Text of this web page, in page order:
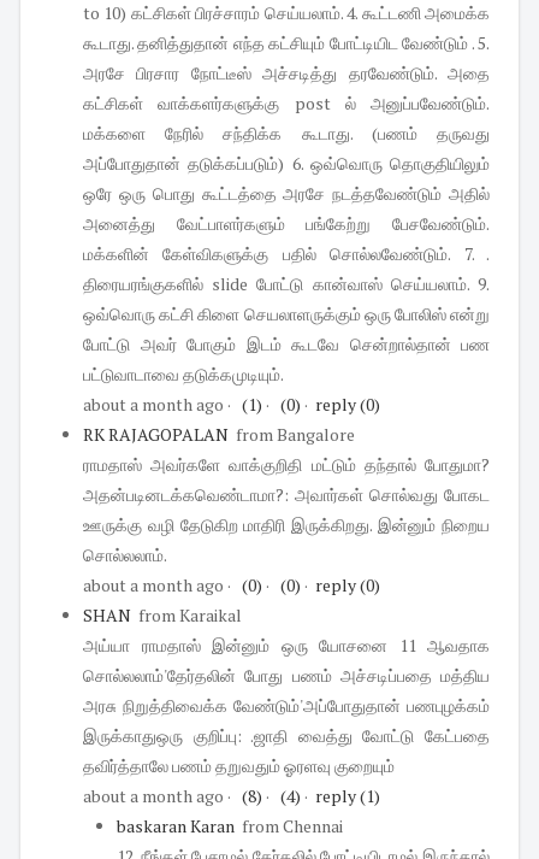
to 10) கட்சிகள் பிரச்சாரம் செய்யலாம். 4. கூட்டணி அமைக்க
கூடாது. தனித்துதான் எந்த கட்சியும் போட்டியிட வேண்டும் . 5.
அரசே பிரசார நோட்டீஸ் அச்சடித்து தரவேண்டும். அதை
கட்சிகள் வாக்களர்களுக்கு post ல் அனுப்பவேண்டும்.
மக்களை நேரில் சந்திக்க கூடாது. (பணம் தருவது
அப்போதுதான் தடுக்கப்படும்) 6. ஒவ்வொரு தொகுதியிலும்
ஒரே ஒரு பொது கூட்டத்தை அரசே நடத்தவேண்டும் அதில்
அனைத்து வேட்பாளர்களும் பங்கேற்று பேசவேண்டும்.
மக்களின் கேள்விகளுக்கு பதில் சொல்லவேண்டும். 7. .
திரையரங்குகளில் slide போட்டு கான்வாஸ் செய்யலாம். 9.
ஒவ்வொரு கட்சி கிளை செயலாளருக்கும் ஒரு போலிஸ் என்று
போட்டு அவர் போகும் இடம் கூடவே சென்றால்தான் பண
பட்டுவாடாவை தடுக்கமுடியும்.
about a month ago · (1) · (0) · reply(0)
RK RAJAGOPALAN from Bangalore
ராமதாஸ் அவர்களே வாக்குறிதி மட்டும் தந்தால் போதுமா?
அதன்படினடக்கவெண்டாமா?: அவார்கள் சொல்வது போகட
ஊருக்கு வழி தேடுகிற மாதிரி இருக்கிறது. இன்னும் நிறைய
சொல்லலாம்.
about a month ago · (0) · (0) · reply(0)
SHAN from Karaikal
அய்யா ராமதாஸ் இன்னும் ஒரு யோசனை 11 ஆவதாக
சொல்லலாம்'தேர்தலின் போது பணம் அச்சடிப்பதை மத்திய
அரசு நிறுத்திவைக்க வேண்டும்'அப்போதுதான் பணபுழக்கம்
இருக்காதுஒரு குறிப்பு: .ஜாதி வைத்து வோட்டு கேட்பதை
தவிர்த்தாலே பணம் தறுவதும் ஓரளவு குறையும்
about a month ago · (8) · (4) · reply(1)
baskaran Karan from Chennai